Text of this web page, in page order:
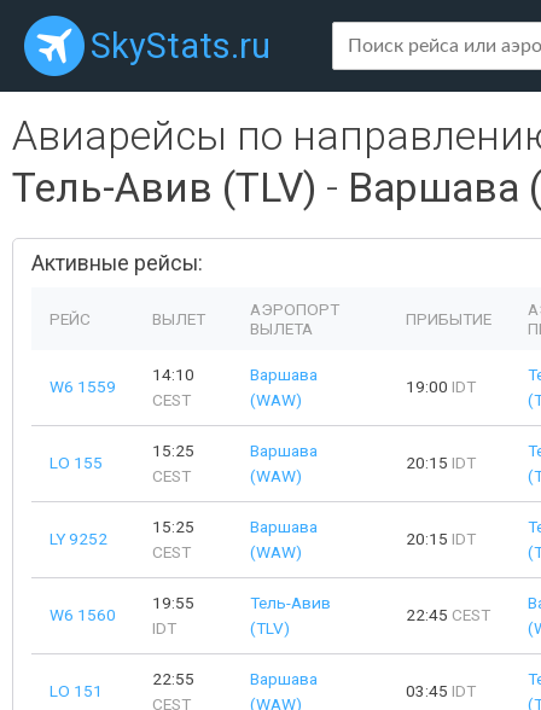
SkyStats.ru
Авиарейсы по
Тель-Авив (TLV) - Варшава
Активные рейсы:
РЕЙС ВЫЛЕТ
АЭРОПОРТ
ВЫЛЕТА
ПРИБЫТИЕ
W6 1559
14:10
CEST
Варшава
(WAW)
19:00 IDT
LO 155
15:25
CEST
Варшава
(WAW)
20:15 IDT
LY 9252
15:25
CEST
Варшава
(WAW)
20:15 IDT
W6 1560
19:55
IDT
Тель-Авив
(TLV)
22:45 CEST
LO 151
22:55
CEST
Варшава
(WAW)
03:45 IDT